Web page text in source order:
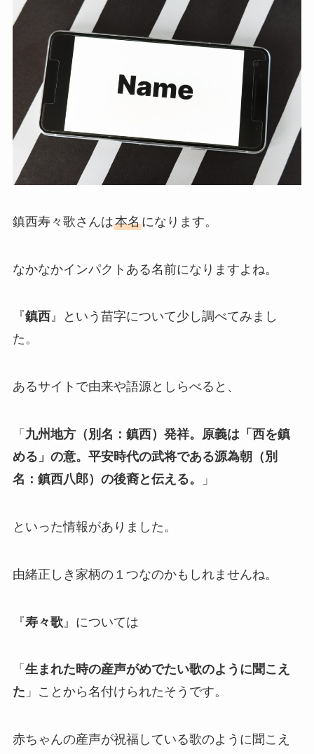
鎮西寿々歌さんは本名になります。
なかなかインパクトある名前になりますよね。
『鎮西』という苗字について少し調べてみまし
た。
あるサイトで由来や語源としらべると、
「 九州地方（別名：鎮西）発祥。原義は「西を鎮
める」の意。平安時代の武将である源為朝（別
名：鎮西八郎）の後裔と伝える。
」
といった情報がありました。
由緒正しき家柄の１つなのかもしれませんね。
『寿々歌』については
「 生まれた時の産声がめでたい歌のように聞こえ
た 」ことから名付けられたそうです。
赤ちゃんの産声が祝福している歌のように聞こえ